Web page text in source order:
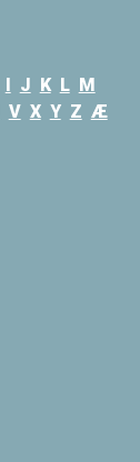
I J K L M
V X Y Z Æ